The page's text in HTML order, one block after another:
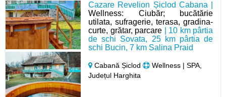
Cazare Revelion Șiclod Cabana |
Wellness: Ciubăr; bucătărie
utilata, sufragerie, terasa, gradina-
curte, grătar, parcare | 10 km pârtia
de schi Sovata, 25 km pârtia de
schi Bucin, 7 km Salina Praid
Cabană Șiclod
Wellness | SPA,
Județul Harghita